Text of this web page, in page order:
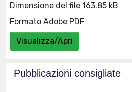
Dimensione del file 163.85 kB
Formato Adobe PDF
Visualizza/Apri
Pubblicazioni consigliate